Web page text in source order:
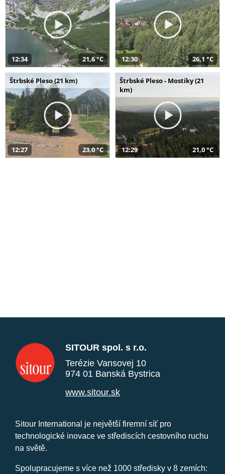
12:34 21,6 °C 12:30 26,1 °C
Štrbské Pleso (21 km)
12:27 23,0 °C
Štrbské Pleso - Mostíky (21
km)
12:29 21,0 °C
SITOUR spol. s r.o.
Terézie Vansovej 10
974 01 Banská Bystrica
www.sitour.sk
Sitour International je největší firemní síť pro
technologické inovace ve střediscích cestovního ruchu
na světě.
Spolupracujeme s více než 1000 středisky v 8 zemích: